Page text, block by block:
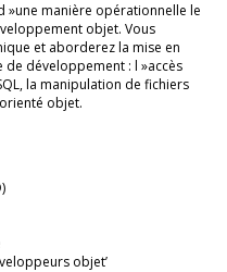
»une manière opérationnelle le
objet. Vous
et aborderez la mise en
de développement : l »accès
la manipulation de fichiers
objet.
objet’